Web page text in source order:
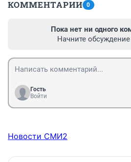
КОММЕНТАРИИ 0
Пока нет ни одного
Начните
Гость
Войти
Новости СМИ2